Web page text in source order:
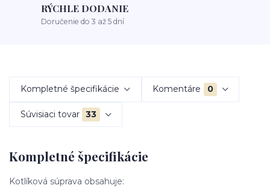
RÝCHLE DODANIE
Doručenie do 3 až 5 dní
Kompletné špecifikácie Komentáre 0
Súvisiaci tovar 33
Kompletné špecifikácie
Kotlíková súprava obsahuje: